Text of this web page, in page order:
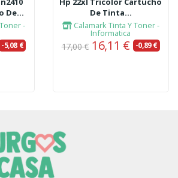
De...
-
-5,08 €
De Tinta...
Calamark Tinta Y Toner -
Informatica
17,00 € 16,11 € -0,89 €